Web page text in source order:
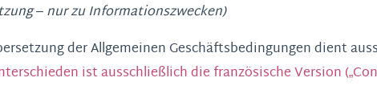
– nur zu Informationszwecken)
der Allgemeinen Geschäftsbedingungen dient
ist ausschließlich die französische Version